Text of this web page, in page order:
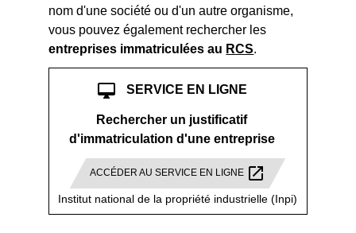
nom d'une société ou d'un autre organisme,
vous pouvez également rechercher les
entreprises immatriculées au RCS.
desktop_mac SERVICE EN LIGNE
Rechercher un justificatif
d'immatriculation d'une entreprise
ACCÉDER AU SERVICE EN LIGNE open_in_new
Institut national de la propriété industrielle (Inpi)